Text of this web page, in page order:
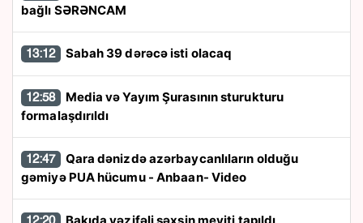
bağlı SƏRƏNCAM
13:12 Sabah 39 dərəcə isti olacaq
12:58
formalaşdırıldı
12:47
gəmiyə PUA hücumu - Anbaan- Video